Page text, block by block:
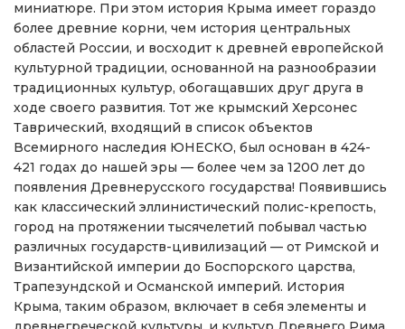
миниатюре. При этом история Крыма имеет гораздо
более древние корни, чем история центральных
областей России, и восходит к древней европейской
культурной традиции, основанной на разнообразии
традиционных культур, обогащавших друг друга в
ходе своего развития. Тот же крымский Херсонес
Таврический, входящий в список объектов
Всемирного наследия ЮНЕСКО, был основан в 424-
421 годах до нашей эры — более чем за 1200 лет до
появления Древнерусского государства! Появившись
как классический эллинистический полис-крепость,
город на протяжении тысячелетий побывал частью
различных государств-цивилизаций — от Римской и
Византийской империи до Боспорского царства,
Трапезундской и Османской империй. История
Крыма, таким образом, включает в себя элементы и